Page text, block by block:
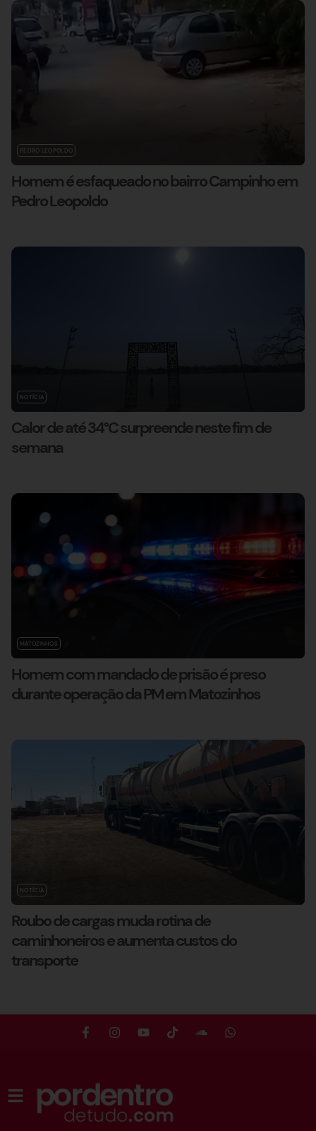
PEDRO LEOPOLDO
Homem é esfaqueado no bairro Campinho em
Pedro Leopoldo
NOTÍCIA
Calor de até 34°C surpreende neste fim de
semana
MATOZINHOS
Homem com mandado de prisão é preso
durante operação da PM em Matozinhos
NOTÍCIA
Roubo de cargas muda rotina de
caminhoneiros e aumenta custos do
transporte